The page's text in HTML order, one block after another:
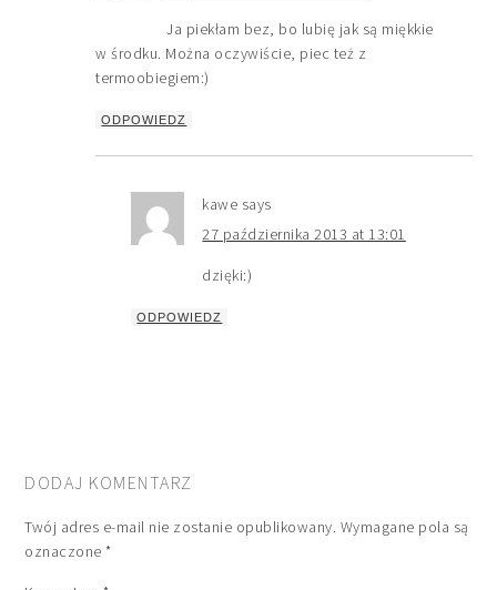
Ja piekłam bez, bo lubię jak są miękkie
w środku. Można oczywiście, piec też z
termoobiegiem:)
ODPOWIEDZ
kawe says
27 października 2013 at 13:01
dzięki:)
ODPOWIEDZ
DODAJ KOMENTARZ
Twój adres e-mail nie zostanie opublikowany. Wymagane pola są
oznaczone*